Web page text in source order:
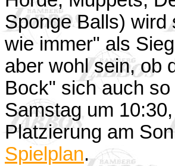
Sponge Balls) wird
wie immer" als
aber wohl sein, ob
Bock" sich auch
Samstag um
Platzierung am
Spielplan.